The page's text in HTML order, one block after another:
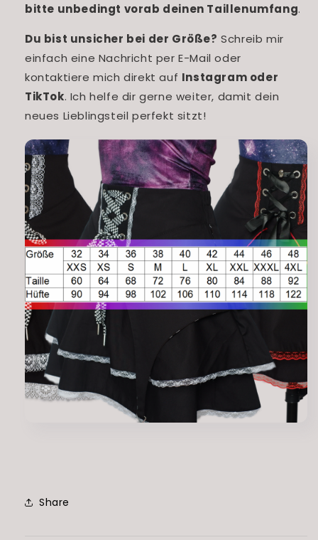
bitte unbedingt vorab deinen Taillenumfang.
Du bist unsicher bei der Größe? Schreib mir
einfach eine Nachricht per E-Mail oder
kontaktiere mich direkt auf Instagram oder
TikTok. Ich helfe dir gerne weiter, damit dein
neues Lieblingsteil perfekt sitzt!
Share